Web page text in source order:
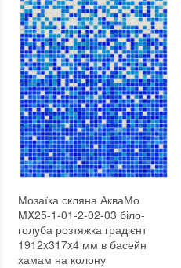
Мозаїка скляна АкваМо
MX25-1-01-2-02-03 біло-
голуба розтяжка градієнт
1912x317x4 мм в басейн
хамам на колону